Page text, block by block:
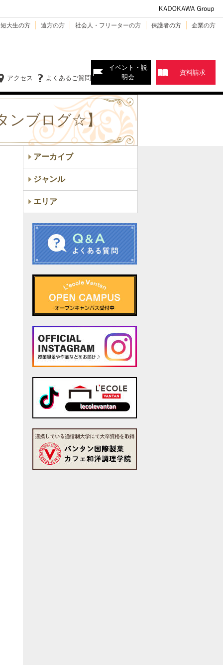
大生の方 遠方の方 社会人・フリーターの方 保護者の方 企業の方
よくあるご質問
アクセス
イベント・説
明会
資料請求
ンブログ☆】
アーカイブ
ジャンル
エリア